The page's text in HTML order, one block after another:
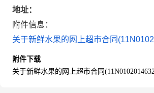
地址：
附件信息：
关于新鲜水果的网上超市合同
附件下载
关于新鲜水果的网上超市合同